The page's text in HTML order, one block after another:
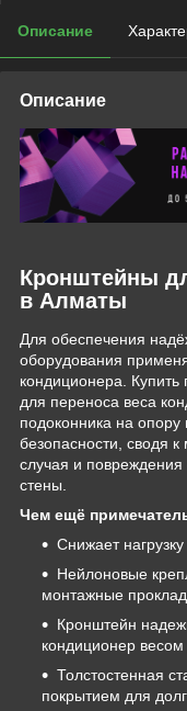
Описание
Описание
Кронштейны
в Алматы
Для обеспечения
оборудования
кондиционера.
для переноса веса
подоконника на
безопасности, сводя
случая и
стены.
Чем ещё
Снижает
Нейлоновые
монтажные
Кронштейн
кондиционер весом
Толстостенная
покрытием для